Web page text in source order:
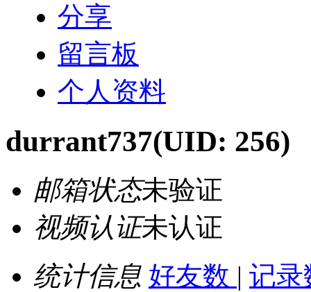
分享
留言板
个人资料
durrant737(UID: 256)
邮箱状态未验证
视频认证未认证
统计信息 好友数 | 记